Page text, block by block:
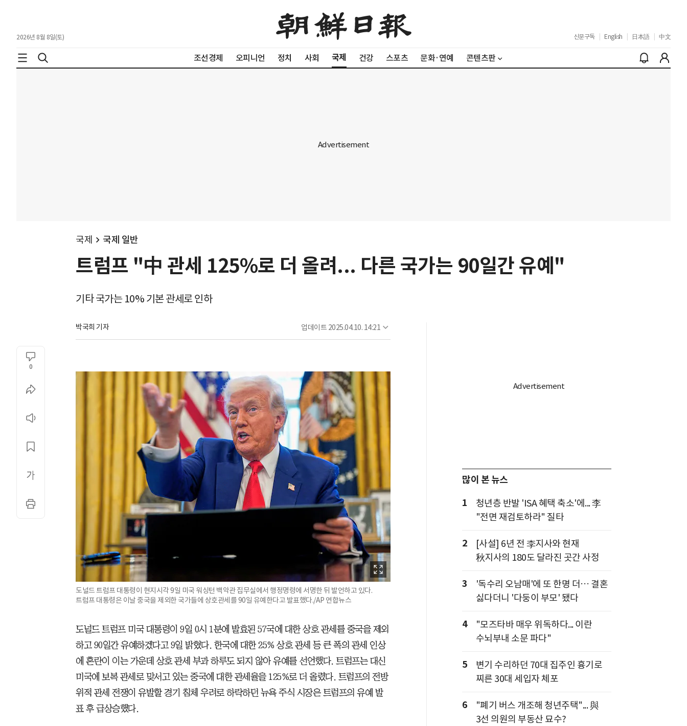
2026년 8월 8일(토) 신문구독 English 日本語 中文
조선경제 오피니언 정치 사회 국제 건강 스포츠 문화·연예 콘텐츠판
국제 국제 일반
트럼프 "中 관세 125%로 더 올려... 다른 국가는 90일간 유예"
기타 국가는 10% 기본 관세로 인하
박국희 기자 업데이트 2025.04.10. 14:21
0
도널드 트럼프 대통령이 현지시각 9일 미국 워싱턴 백악관 집무실에서 행정명령에 서명한 뒤 발언하고 있다.
트럼프 대통령은 이날 중국을 제외한 국가들에 상호관세를 90일 유예한다고 발표했다./AP 연합뉴스
도널드 트럼프 미국 대통령이 9일 0시 1분에 발효된 57국에 대한 상호 관세를 중국을 제외
하고 90일간 유예하겠다고 9일 밝혔다. 한국에 대한 25% 상호 관세 등 큰 폭의 관세 인상
에 혼란이 이는 가운데 상호 관세 부과 하루도 되지 않아 유예를 선언했다. 트럼프는 대신
미국에 보복 관세로 맞서고 있는 중국에 대한 관세율을 125%로 더 올렸다. 트럼프의 전방
위적 관세 전쟁이 유발할 경기 침체 우려로 하락하던 뉴욕 주식 시장은 트럼프의 유예 발
표 후 급상승했다.
많이 본 뉴스
1
청년층 반발 'ISA 혜택 축소'에... 李
"전면 재검토하라" 질타
2
[사설] 6년 전 李지사와 현재
秋지사의 180도 달라진 곳간 사정
3
'독수리 오남매'에 또 한명 더… 결혼
싫다더니 '다둥이 부모' 됐다
4
"모즈타바 매우 위독하다... 이란
수뇌부내 소문 파다"
5
변기 수리하던 70대 집주인 흉기로
찌른 30대 세입자 체포
6
"폐기 버스 개조해 청년주택"... 與
3선 의원의 부동산 묘수?